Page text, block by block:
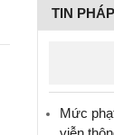
TIN
Mức